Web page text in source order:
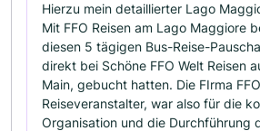
Hierzu mein detaillierter Lago
Mit FFO Reisen am Lago Maggiore
diesen 5 tägigen Bus-Reise-
direkt bei Schöne FFO Welt Reisen
Main, gebucht hatten. Die FIrma
Reiseveranstalter, war also für die
Organisation und die Durchführung